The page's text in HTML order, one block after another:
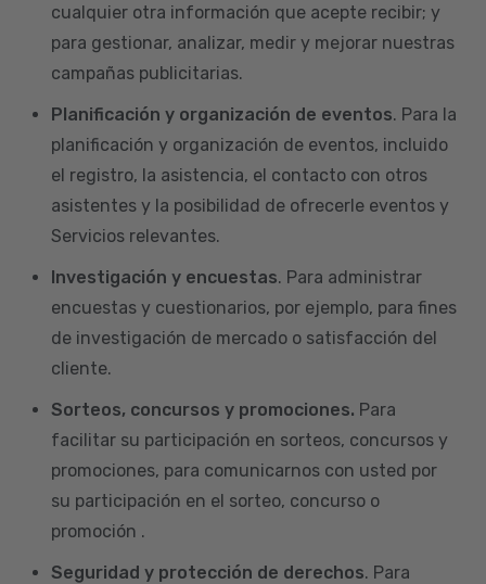
cualquier otra información que acepte recibir; y
para gestionar, analizar, medir y mejorar nuestras
campañas publicitarias.
Planificación y organización de eventos. Para la
planificación y organización de eventos, incluido
el registro, la asistencia, el contacto con otros
asistentes y la posibilidad de ofrecerle eventos y
Servicios relevantes.
Investigación y encuestas. Para administrar
encuestas y cuestionarios, por ejemplo, para fines
de investigación de mercado o satisfacción del
cliente.
Sorteos, concursos y promociones. Para
facilitar su participación en sorteos, concursos y
promociones, para comunicarnos con usted por
su participación en el sorteo, concurso o
promoción .
Seguridad y protección de derechos. Para